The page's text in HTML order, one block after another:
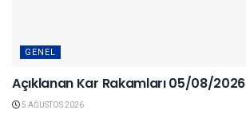
GENEL
Açıklanan Kar Rakamları 05/08/2026
5 AĞUSTOS 2026